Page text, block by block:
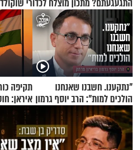
התגעגעתם? מתכון מוצלח לכדורי
"נתקענו. חשבנו שאנחנו
הולכים למות": הרב יוסף גרמון
בריאיון מרתק
תקיפה
איראן:
המהפכה